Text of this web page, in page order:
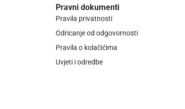
Pravni dokumenti
Pravila privatnosti
Odricanje od odgovornosti
Pravila o kolačićima
Uvjeti i odredbe